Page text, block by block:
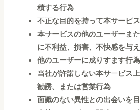
積する行為
不正な目的を持って本サービ
本サービスの他のユーザーま
に不利益、損害、不快感を与
他のユーザーに成りすます行為
当社が許諾しない本サービス
勧誘、または営業行為
面識のない異性との出会いを